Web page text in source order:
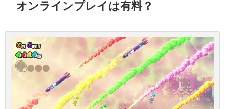
オンラインプレイは有料？